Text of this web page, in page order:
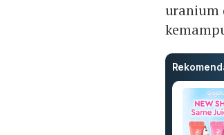
uranium